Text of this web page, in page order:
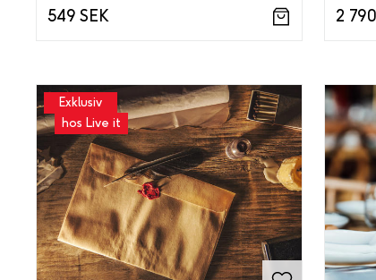
549 SEK 2
Exklusiv
hos Live it